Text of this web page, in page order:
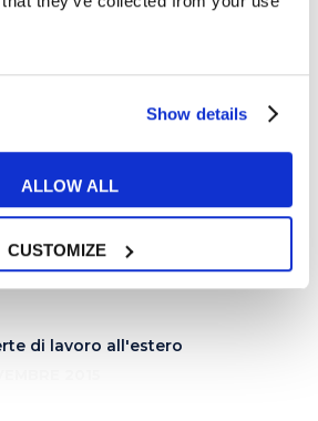
Show details
ALLOW ALL
CUSTOMIZE
di Banksy a
di molti su problemi
sono sotto i nostri occhi e
media ma che, in realtà,
alla nostra coscienza.
di lavoro all'estero